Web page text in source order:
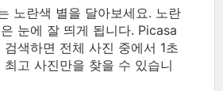
노란색 별을 달아보세요. 노란
눈에 잘 띄게 됩니다. Picasa
색하면 전체 사진 중에서 1초
고 사진만을 찾을 수 있습니